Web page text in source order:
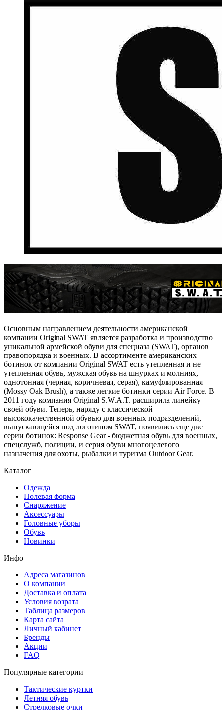
Основным направлением деятельности американской
компании Original SWAT является разработка и производство
уникальной армейской обуви для спецназа (SWAT), органов
правопорядка и военных. В ассортименте американских
ботинок от компании Original SWAT есть утепленная и не
утепленная обувь, мужская обувь на шнурках и молниях,
однотонная (черная, коричневая, серая), камуфлированная
(Mossy Oak Brush), а также легкие ботинки серии Air Force. В
2011 году компания Original S.W.A.T. расширила линейку
своей обуви. Теперь, наряду с классической
высококачественной обувью для военных подразделений,
выпускающейся под логотипом SWAT, появились еще две
серии ботинок: Response Gear - бюджетная обувь для военных,
спецслужб, полиции, и серия обуви многоцелевого
назначения для охоты, рыбалки и туризма Outdoor Gear.
Каталог
Одежда
Полевая форма
Снаряжение
Аксессуары
Головные уборы
Обувь
Новинки
Инфо
Адреса магазинов
О компании
Доставка и оплата
Условия возрата
Таблица размеров
Карта сайта
Личный кабинет
Бренды
Акции
FAQ
Популярные категории
Тактические куртки
Летняя обувь
Стрелковые очки